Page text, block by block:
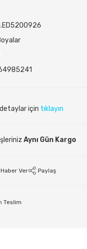
için tıklayın
Aynı Gün Kargo
Ver Paylaş
Teslim